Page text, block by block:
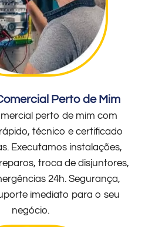
Perto de Mim
perto de mim com
técnico e certificado
Executamos instalações,
troca de disjuntores,
24h. Segurança,
imediato para o seu
negócio.